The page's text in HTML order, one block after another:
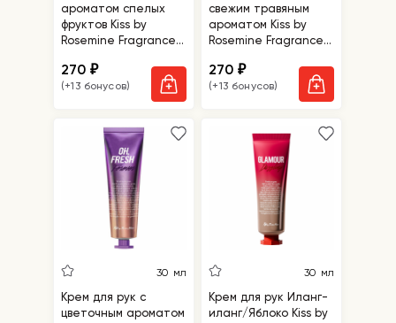
ароматом спелых
фруктов Kiss by
Rosemine Fragrance
Glamour Fantasy
270₽
(+13 бонусов)
свежим травяным
ароматом Kiss by
Rosemine Fragrance
Fresh Herb Garden
270₽
(+13 бонусов)
30 мл
Крем для рук с
цветочным ароматом
30 мл
Крем для рук Иланг-
иланг/Яблоко Kiss by